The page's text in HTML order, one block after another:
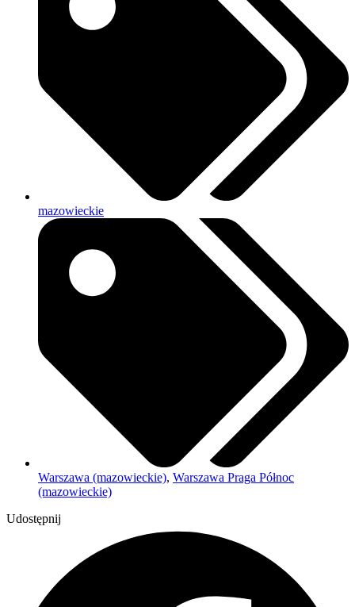
mazowieckie
Warszawa (mazowieckie), Warszawa Praga Północ
(mazowieckie)
Udostępnij